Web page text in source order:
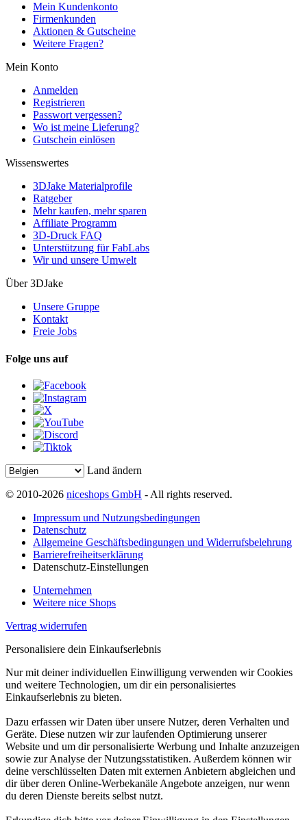
Mein Kundenkonto
Firmenkunden
Aktionen & Gutscheine
Weitere Fragen?
Mein Konto
Anmelden
Registrieren
Passwort vergessen?
Wo ist meine Lieferung?
Gutschein einlösen
Wissenswertes
3DJake Materialprofile
Ratgeber
Mehr kaufen, mehr sparen
Affiliate Programm
3D-Druck FAQ
Unterstützung für FabLabs
Wir und unsere Umwelt
Über 3DJake
Unsere Gruppe
Kontakt
Freie Jobs
Folge uns auf
Land ändern
© 2010-2026 niceshops GmbH - All rights reserved.
Impressum und Nutzungsbedingungen
Datenschutz
Allgemeine Geschäftsbedingungen und Widerrufsbelehrung
Barrierefreiheitserklärung
Datenschutz-Einstellungen
Unternehmen
Weitere nice Shops
Vertrag widerrufen
Personalisiere dein Einkaufserlebnis
Nur mit deiner individuellen Einwilligung verwenden wir Cookies
und weitere Technologien, um dir ein personalisiertes
Einkaufserlebnis zu bieten.
Dazu erfassen wir Daten über unsere Nutzer, deren Verhalten und
Geräte. Diese nutzen wir zur laufenden Optimierung unserer
Website und um dir personalisierte Werbung und Inhalte anzuzeigen
sowie zur Analyse der Nutzungsstatistiken. Außerdem können wir
deine verschlüsselten Daten mit externen Anbietern abgleichen und
dir über deren Online-Werbekanäle Angebote anzeigen, nur wenn
du deren Dienste bereits selbst nutzt.